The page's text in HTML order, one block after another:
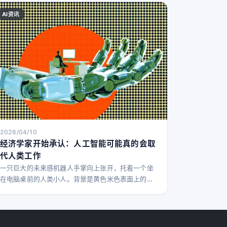
AI资讯
2026/04/10
经济学家开始承认：人工智能可能真的会取
代人类工作
一只巨大的未来感机器人手掌向上张开，托着一个坐
在电脑桌前的人类小人。背景是黄色米色表面上的黑
经济学家们一直是少数坚决反对人工智能会完全取代